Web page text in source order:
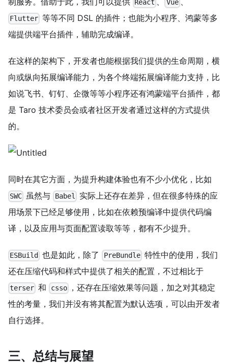
React Vue
Flutter 等等不同 DSL 的插件；也能为小程序、鸿蒙等多
端提供端平台插件，辅助完成编译。
在这样的架构下，开发者也能根据我们提供的生命周期，横
向或纵向拓展编译能力，为各个终端拓展编译能力支持，比
如说飞书、钉钉、企微等等小程序还有鸿蒙端平台插件，都
是 Taro 技术委员会或者社区开发者通过这样的方式提供
的。
同时在其它方面，为提升构建体验也有不少小优化，比如
SWC 虽然与 Babel 实际上还存在差异，但在很多特殊的应
用场景下已经足够使用，比如在依赖预编译中提供代码编
译，以及应用与页面配置读取等等，都有不少提升。
ESBuild 也是如此，除了 PreBundle特性中的使用，我们
还在压缩代码和样式中提供了相关的配置，不过相比于
terser 和 csso，还存在压缩效果等问题，加之对其稳定
性的考量，我们并没有将其配置为默认选项，可以由开发者
自行选择。
三、总结与展望